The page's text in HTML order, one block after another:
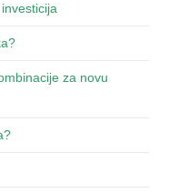
za novu